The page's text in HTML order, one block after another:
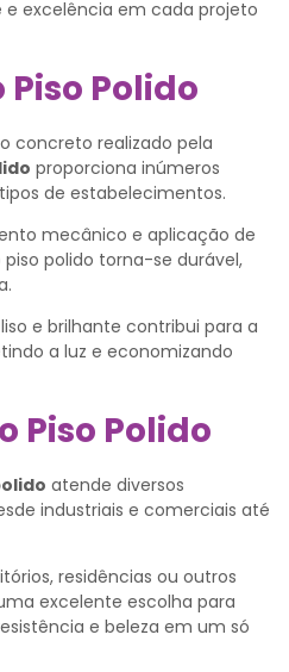
excelência em cada projeto
Polido
concreto realizado pela
proporciona inúmeros
de estabelecimentos.
mecânico e aplicação de
polido torna-se durável,
e brilhante contribui para a
a luz e economizando
Piso Polido
atende diversos
industriais e comerciais até
residências ou outros
excelente escolha para
e beleza em um só